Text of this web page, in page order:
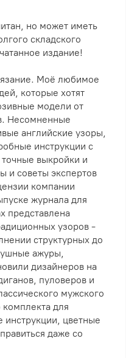
но может иметь
складского
издание!
Моё любимое
которые хотят
модели от
Несомненные
английские узоры,
инструкции с
выкройки и
и советы экспертов
компании
журнала для
представлена
узоров -
структурных до
ажуры,
дизайнеров на
пуловеров и
мужского
комплекта для
инструкции, цветные
даже со